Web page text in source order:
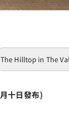
The Hilltop in The
十日發布)